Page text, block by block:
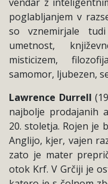
poglabljanjem v
so vznemirjale
umetnost,
misticizem,
samomor, ljubezen,
Lawrence Durrell
najbolje prodajanih
20. stoletja. Rojen je
Anglijo, kjer, vajen
zato je mater
otok Krf. V Grčiji je